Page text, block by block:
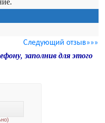
Следующий отзыв»»»
заполнив для этого